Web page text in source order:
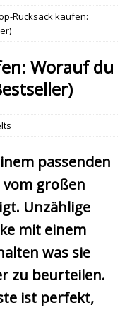
Rucksack kaufen:
Worauf du
passenden
vom großen
Unzählige
mit einem
was sie
zu beurteilen.
ist perfekt,